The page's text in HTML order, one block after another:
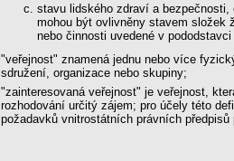
stavu lidského zdraví a
mohou být ovlivněny stavem složek
nebo činnosti uvedené v pododstavci
"veřejnost" znamená jednu nebo více
sdružení, organizace nebo skupiny;
"zainteresovaná veřejnost" je veřejnost,
rozhodování určitý zájem; pro účely této
požadavků vnitrostátních právních